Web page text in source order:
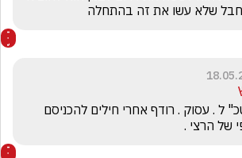
שלא עשו את זה בהתחלה
של הרצי .